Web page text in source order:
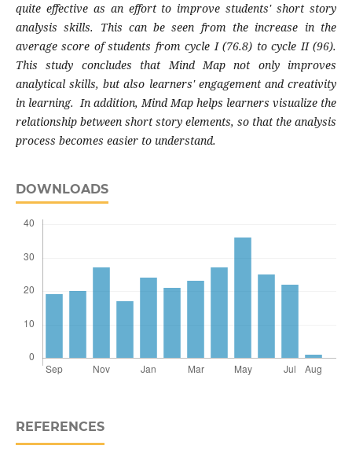
quite effective as an effort to improve students' short story
analysis skills. This can be seen from the increase in the
average score of students from cycle I (76.8) to cycle II (96).
This study concludes that Mind Map not only improves
analytical skills, but also learners' engagement and creativity
in learning. In addition, Mind Map helps learners visualize the
relationship between short story elements, so that the analysis
process becomes easier to understand.
DOWNLOADS
REFERENCES